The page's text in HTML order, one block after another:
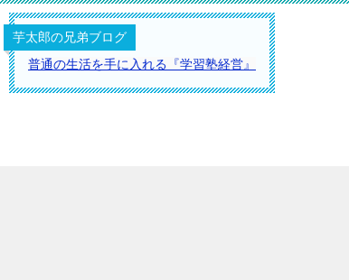
芋太郎の兄弟ブログ
普通の生活を手に入れる『学習塾経営』